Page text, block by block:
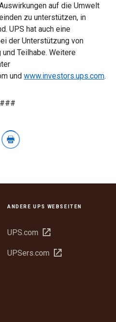
auf die Umwelt
zu unterstützen, in
UPS hat auch eine
der Unterstützung von
Teilhabe. Weitere
und www.investors.ups.com.
###
ANDERE UPS WEBSEITEN
UPS.com In
Fenster
UPSers.com In